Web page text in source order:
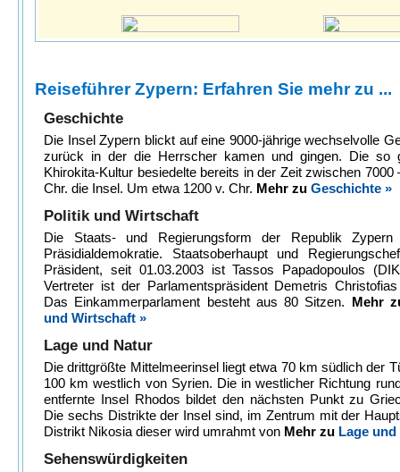
Reiseführer Zypern: Erfahren Sie mehr zu ...
Geschichte
Die Insel Zypern blickt auf eine 9000-jährige wechselvolle
zurück in der die Herrscher kamen und gingen. Die so
Khirokita-Kultur besiedelte bereits in der Zeit zwischen 7000
Chr. die Insel. Um etwa 1200 v. Chr. Mehr zu Geschichte »
Politik und Wirtschaft
Die Staats- und Regierungsform der Republik
Präsidialdemokratie. Staatsoberhaupt und
Präsident, seit 01.03.2003 ist Tassos Papadopoulos
Vertreter ist der Parlamentspräsident Demetris
Das Einkammerparlament besteht aus 80 Sitzen. Mehr
und Wirtschaft »
Lage und Natur
Die drittgrößte Mittelmeerinsel liegt etwa 70 km südlich der
100 km westlich von Syrien. Die in westlicher Richtung
entfernte Insel Rhodos bildet den nächsten Punkt zu
Die sechs Distrikte der Insel sind, im Zentrum mit der
Distrikt Nikosia dieser wird umrahmt von Mehr zu Lage und
Sehenswürdigkeiten